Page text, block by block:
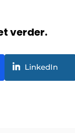
verder.
LinkedIn